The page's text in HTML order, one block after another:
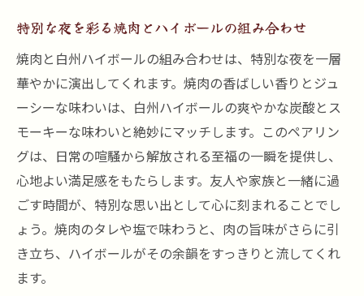
特別な夜を彩る焼肉とハイボールの組み合わせ
焼肉と白州ハイボールの組み合わせは、特別な夜を一層
華やかに演出してくれます。焼肉の香ばしい香りとジュ
ーシーな味わいは、白州ハイボールの爽やかな炭酸とス
モーキーな味わいと絶妙にマッチします。このペアリン
グは、日常の喧騒から解放される至福の一瞬を提供し、
心地よい満足感をもたらします。友人や家族と一緒に過
ごす時間が、特別な思い出として心に刻まれることでし
ょう。焼肉のタレや塩で味わうと、肉の旨味がさらに引
き立ち、ハイボールがその余韻をすっきりと流してくれ
ます。